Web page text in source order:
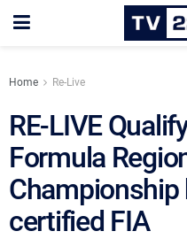
Home Re-Live
RE-LIVE
Formula
Championship
certified FIA